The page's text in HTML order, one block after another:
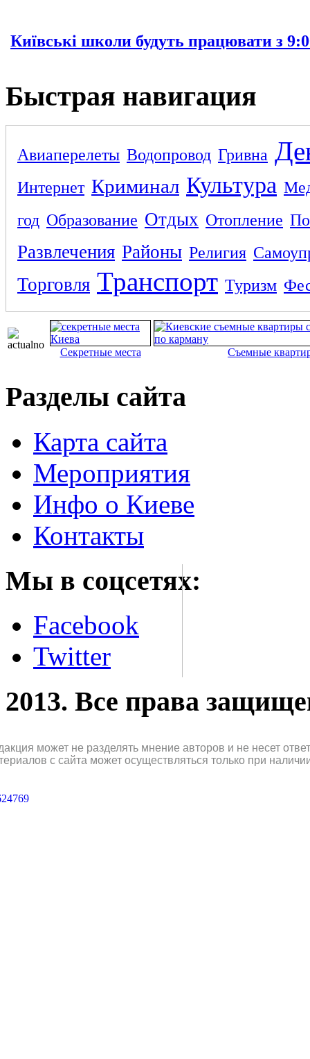
Київські школи будуть працювати з
Быстрая навигация
Авиаперелеты Водопровод Гривна
Интернет Криминал Культура
год Образование Отдых Отопление
Развлечения Районы Религия
Торговля Транспорт Туризм
Секретные места Съемные
Разделы сайта
Карта сайта
Мероприятия
Инфо о Киеве
Контакты
Мы в соцсетях:
Facebook
Twitter
2013. Все права
может не разделять мнение авторов и не несет
с сайта может осуществляться только при